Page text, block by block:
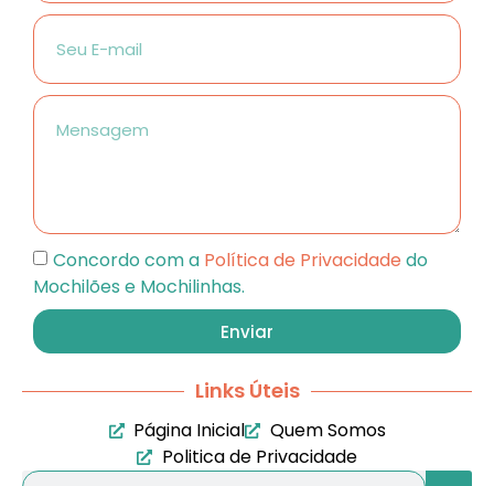
Concordo com a Política de Privacidade do
Mochilões e Mochilinhas.
Enviar
Links Úteis
Página Inicial
Quem Somos
Politica de Privacidade